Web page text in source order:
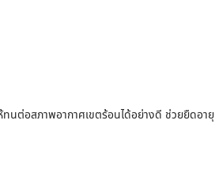
อสภาพอากาศเขตร้อนได้อย่างดี ช่วยยืดอา